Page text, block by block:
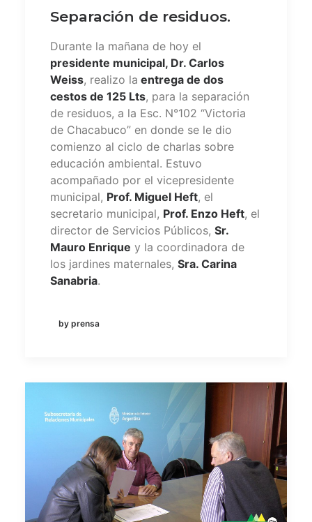
Separación de residuos.
Durante la mañana de hoy el
presidente municipal, Dr. Carlos
Weiss, realizo la entrega de dos
cestos de 125 Lts, para la separación
de residuos, a la Esc. N°102 “Victoria
de Chacabuco” en donde se le dio
comienzo al ciclo de charlas sobre
educación ambiental. Estuvo
acompañado por el vicepresidente
municipal, Prof. Miguel Heft, el
secretario municipal, Prof. Enzo Heft, el
director de Servicios Públicos, Sr.
Mauro Enrique y la coordinadora de
los jardines maternales, Sra. Carina
Sanabria.
by prensa